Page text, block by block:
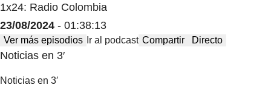
1x24: Radio Colombia
23/08/2024 - 01:38:13
Ver más episodios Ir al podcast Compartir Directo
Noticias en 3′
Noticias en 3′